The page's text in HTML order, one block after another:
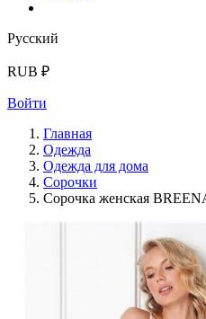
Русский
RUB ₽
Войти
Главная
Одежда
Одежда для дома
Сорочки
Сорочка женская